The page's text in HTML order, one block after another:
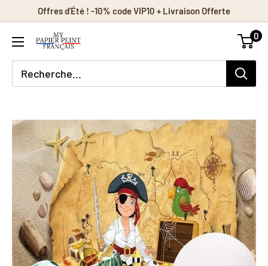
contenu
Offres d'Été ! -10% code VIP10 + Livraison Offerte
0